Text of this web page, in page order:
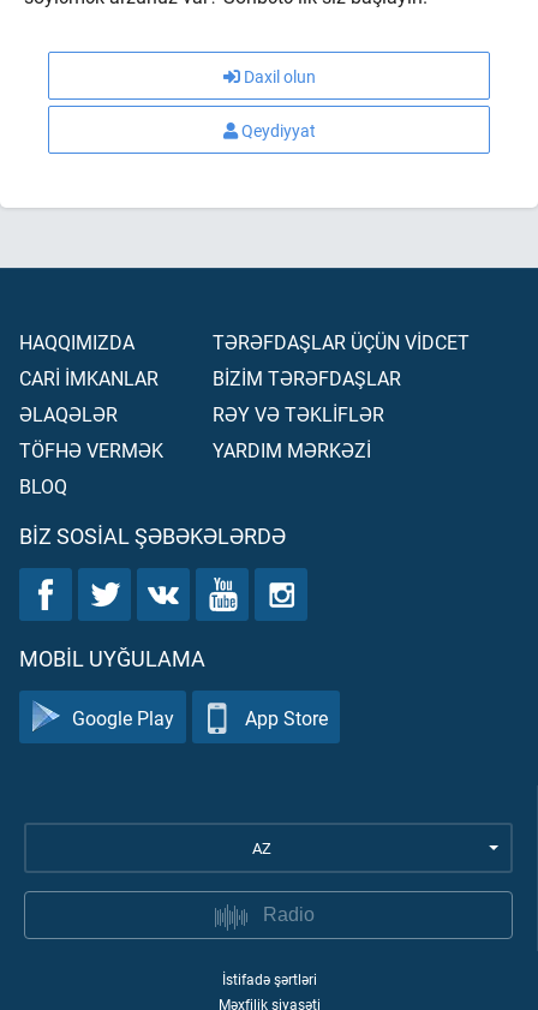
Daxil olun
Qeydiyyat
HAQQIMIZDA
CARİ İMKANLAR
ƏLAQƏLƏR
TÖFHƏ VERMƏK
BLOQ
TƏRƏFDAŞLAR ÜÇÜN VİDCET
BİZİM TƏRƏFDAŞLAR
RƏY VƏ TƏKLİFLƏR
YARDIM MƏRKƏZİ
BIZ SOSIAL ŞƏBƏKƏLƏRDƏ
MOBIL UYĞULAMA
Google Play App Store
AZ
Radio
İstifadə şərtləri
Məxfilik siyasəti